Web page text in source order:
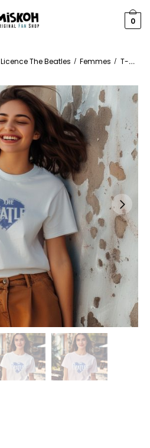
0
Licence The Beatles / Femmes / T-shirts